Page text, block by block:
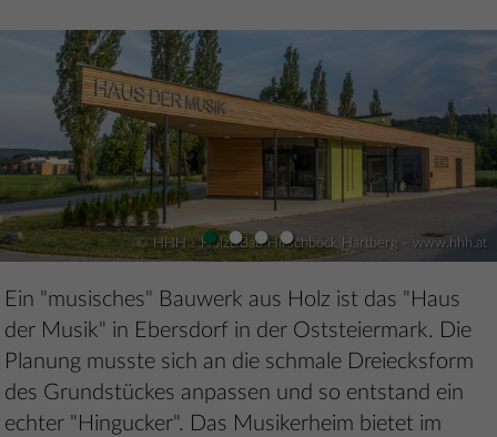
••••
© HHH - Holz&Bau Hirschböck Hartberg - www.hhh.at
Ein "musisches" Bauwerk aus Holz ist das "Haus
der Musik" in Ebersdorf in der Oststeiermark. Die
Planung musste sich an die schmale Dreiecksform
des Grundstückes anpassen und so entstand ein
echter "Hingucker". Das Musikerheim bietet im